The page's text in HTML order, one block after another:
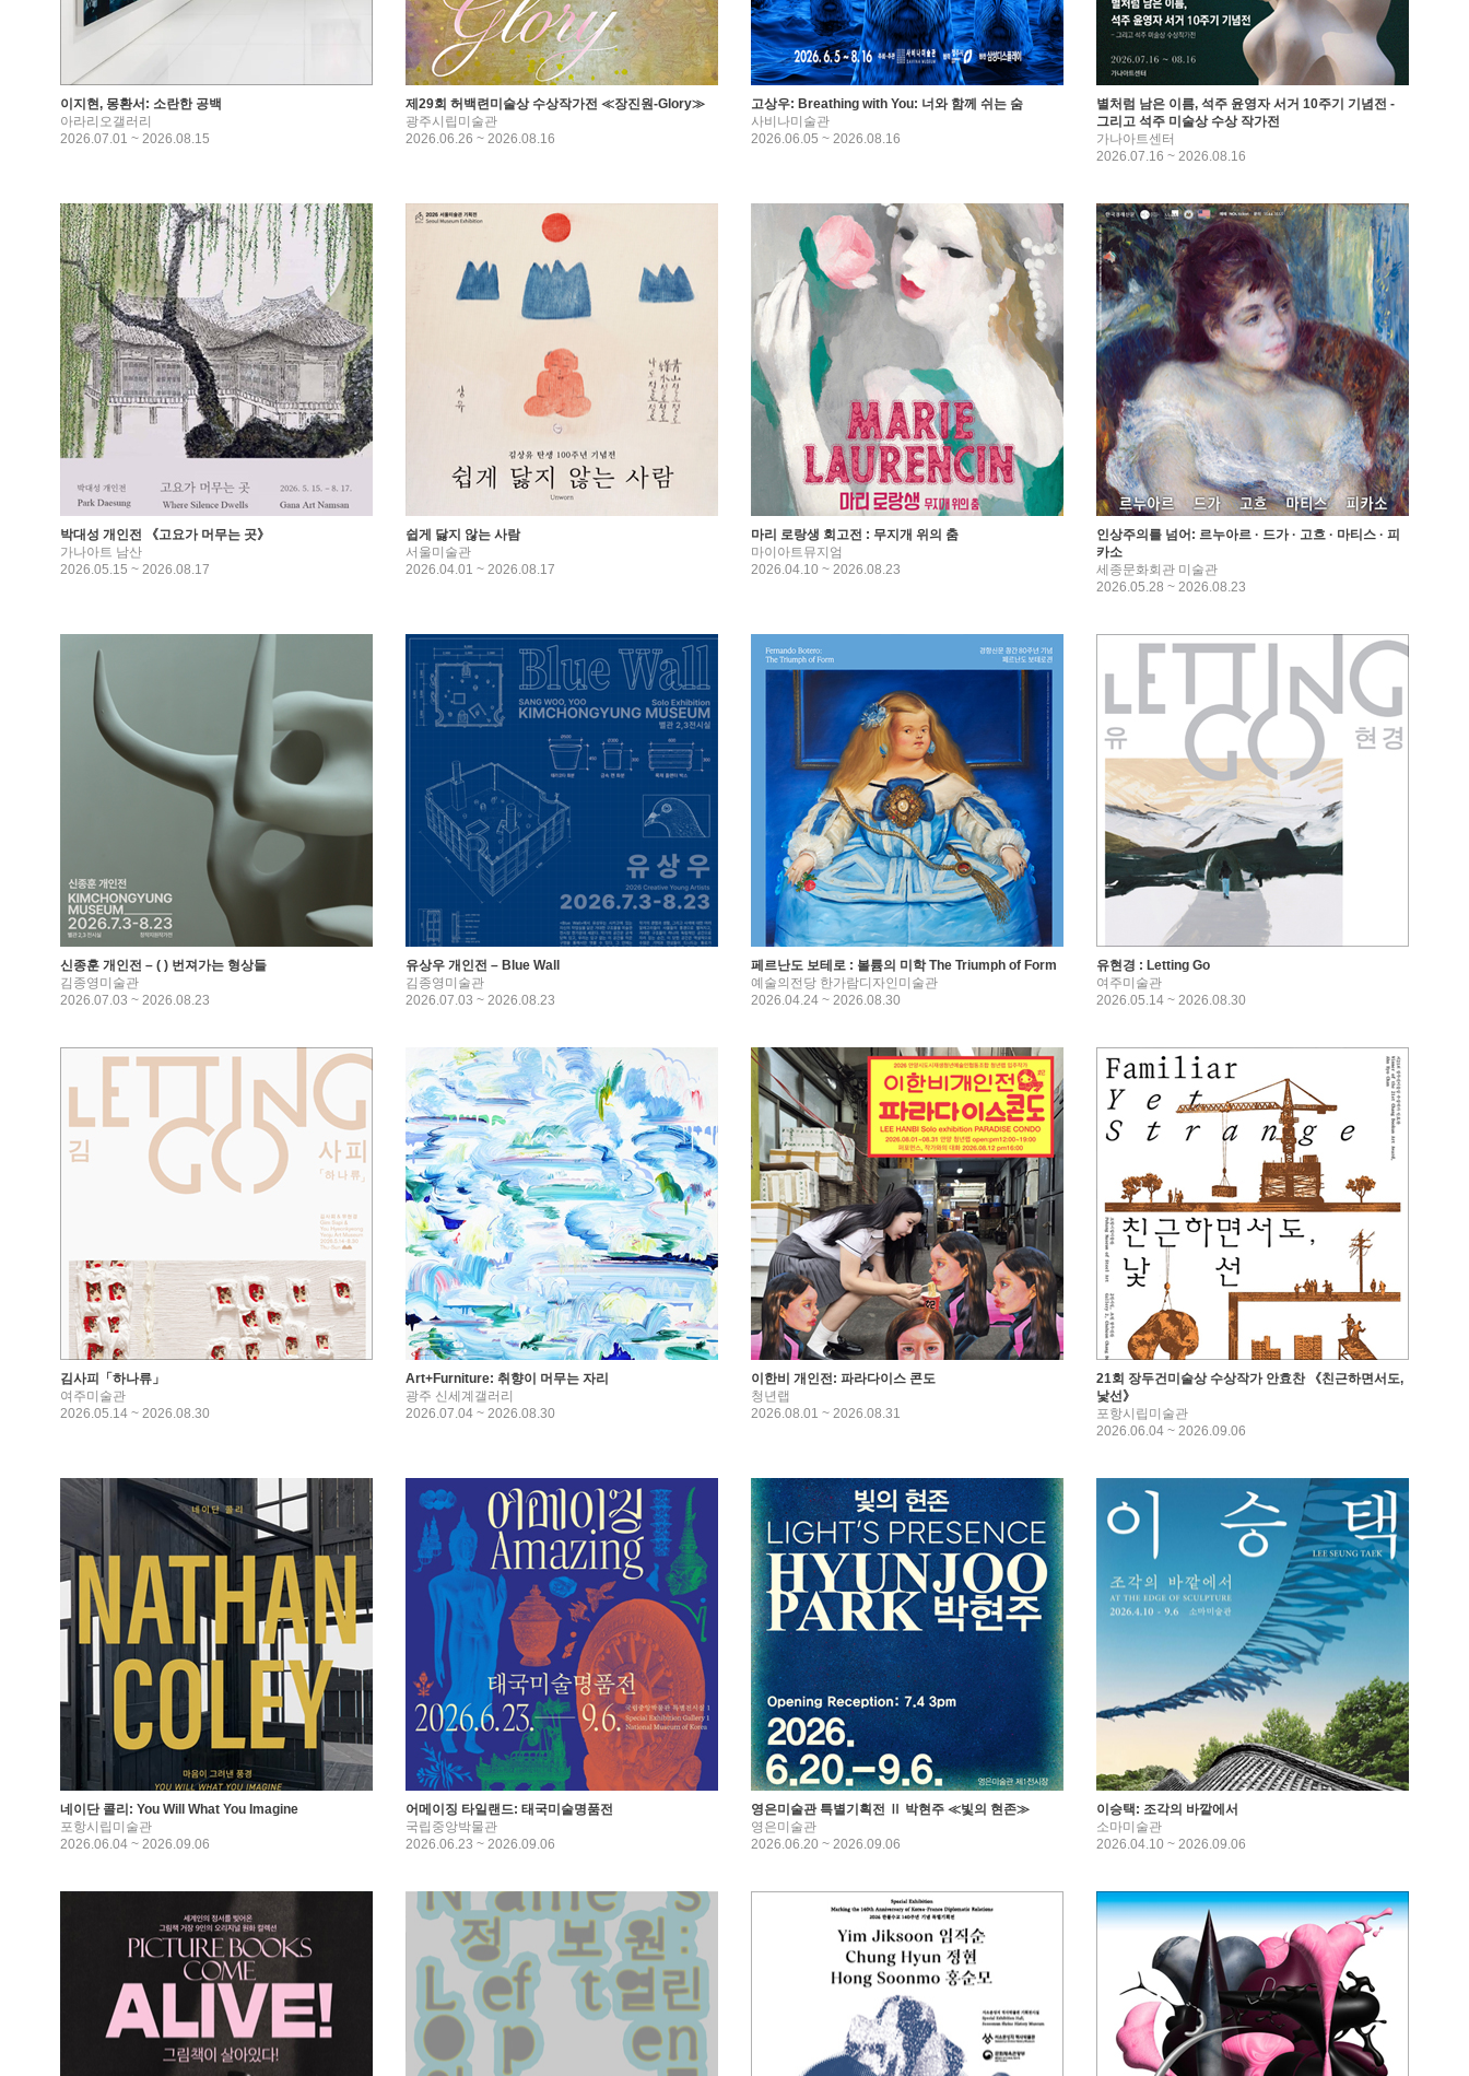
이지현, 몽환서: 소란한 공백
아라리오갤러리
2026.07.01 ~ 2026.08.15
제29회 허백련미술상 수상작가전 ≪장진원-Glory≫
광주시립미술관
2026.06.26 ~ 2026.08.16
고상우: Breathing with You: 너와 함께 쉬는 숨
사비나미술관
2026.06.05 ~ 2026.08.16
별처럼 남은 이름, 석주 윤영자 서거 10주기 기념전 -
그리고 석주 미술상 수상 작가전
가나아트센터
2026.07.16 ~ 2026.08.16
박대성 개인전 《고요가 머무는 곳》
가나아트 남산
2026.05.15 ~ 2026.08.17
쉽게 닳지 않는 사람
서울미술관
2026.04.01 ~ 2026.08.17
마리 로랑생 회고전 : 무지개 위의 춤
마이아트뮤지엄
2026.04.10 ~ 2026.08.23
인상주의를 넘어: 르누아르 · 드가 · 고흐 · 마티스 · 피
카소
세종문화회관 미술관
2026.05.28 ~ 2026.08.23
신종훈 개인전 – ( ) 번져가는 형상들
김종영미술관
2026.07.03 ~ 2026.08.23
유상우 개인전 – Blue Wall
김종영미술관
2026.07.03 ~ 2026.08.23
페르난도 보테로 : 볼륨의 미학 The Triumph of Form
예술의전당 한가람디자인미술관
2026.04.24 ~ 2026.08.30
유현경 : Letting Go
여주미술관
2026.05.14 ~ 2026.08.30
김사피「하나류」
여주미술관
2026.05.14 ~ 2026.08.30
Art+Furniture: 취향이 머무는 자리
광주 신세계갤러리
2026.07.04 ~ 2026.08.30
이한비 개인전: 파라다이스 콘도
청년랩
2026.08.01 ~ 2026.08.31
21회 장두건미술상 수상작가 안효찬 《친근하면서도,
낯선》
포항시립미술관
2026.06.04 ~ 2026.09.06
네이단 콜리: You Will What You Imagine
포항시립미술관
2026.06.04 ~ 2026.09.06
어메이징 타일랜드: 태국미술명품전
국립중앙박물관
2026.06.23 ~ 2026.09.06
영은미술관 특별기획전 Ⅱ 박현주 ≪빛의 현존≫
영은미술관
2026.06.20 ~ 2026.09.06
이승택: 조각의 바깥에서
소마미술관
2026.04.10 ~ 2026.09.06